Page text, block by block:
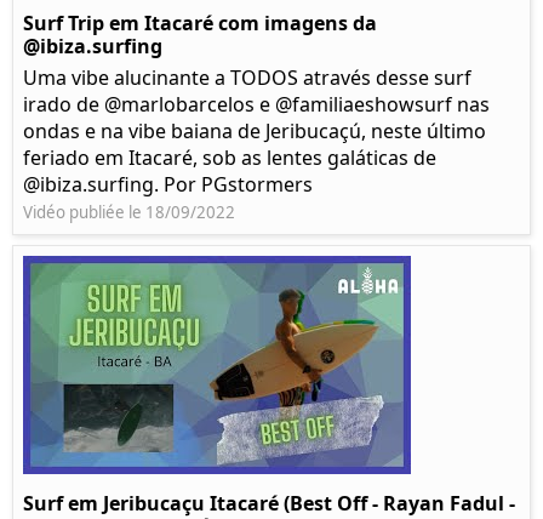
Surf Trip em Itacaré com imagens da
@ibiza.surfing
Uma vibe alucinante a TODOS através desse surf
irado de @marlobarcelos e @familiaeshowsurf nas
ondas e na vibe baiana de Jeribucaçú, neste último
feriado em Itacaré, sob as lentes galáticas de
@ibiza.surfing. Por PGstormers
Vidéo publiée le 18/09/2022
Surf em Jeribucaçu Itacaré (Best Off - Rayan Fadul -